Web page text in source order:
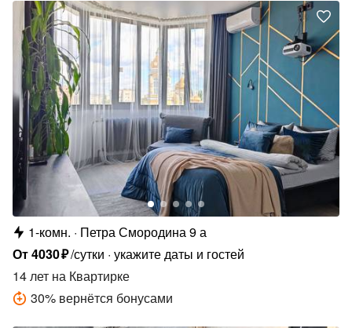
1-комн.
Петра Смородина 9 а
От4030₽/сутки укажите даты и гостей
14 лет на Квартирке
30% вернётся бонусами